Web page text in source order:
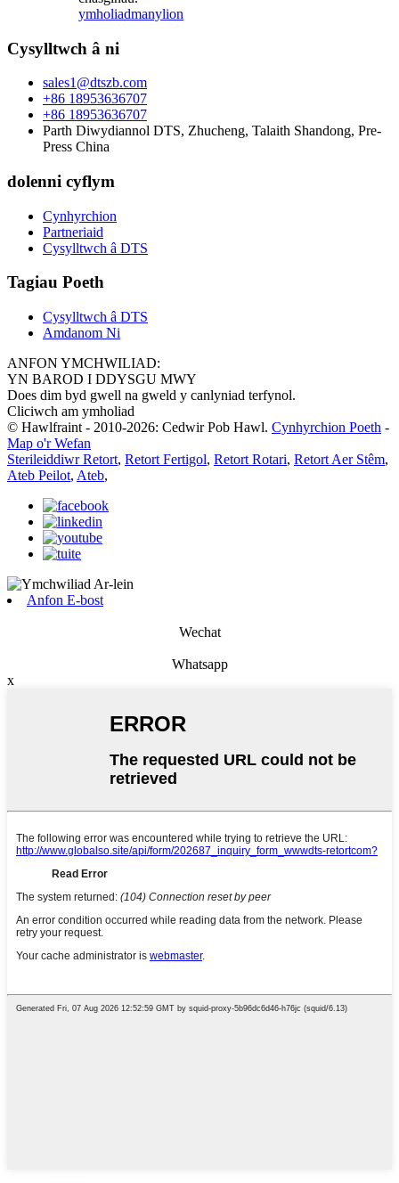
ymholiadmanylion
Cysylltwch â ni
sales1@dtszb.com
+86 18953636707
+86 18953636707
Parth Diwydiannol DTS, Zhucheng, Talaith Shandong, Pre-
Press China
dolenni cyflym
Cynhyrchion
Partneriaid
Cysylltwch â DTS
Tagiau Poeth
Cysylltwch â DTS
Amdanom Ni
ANFON YMCHWILIAD:
YN BAROD I DDYSGU MWY
Does dim byd gwell na gweld y canlyniad terfynol.
Cliciwch am ymholiad
© Hawlfraint - 2010-2026: Cedwir Pob Hawl. Cynhyrchion Poeth -
Map o'r Wefan
Sterileiddiwr Retort, Retort Fertigol, Retort Rotari, Retort Aer Stêm,
Ateb Peilot, Ateb,
Anfon E-bost
Wechat
Whatsapp
x